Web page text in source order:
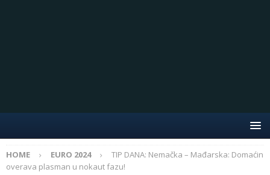
HOME EURO 2024
TIP DANA: Nemačka – Mađarska: Domaćin
overava plasman u nokaut fazu!